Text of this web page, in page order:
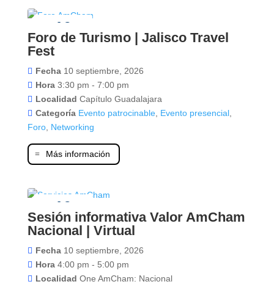
10
septiembre
Foro de Turismo | Jalisco Travel
Fest
Fecha 10 septiembre, 2026
Hora 3:30 pm - 7:00 pm
Localidad Capítulo Guadalajara
Categoría Evento patrocinable, Evento presencial,
Foro, Networking
Más información
10
septiembre
Sesión informativa Valor AmCham
Nacional | Virtual
Fecha 10 septiembre, 2026
Hora 4:00 pm - 5:00 pm
Localidad One AmCham: Nacional